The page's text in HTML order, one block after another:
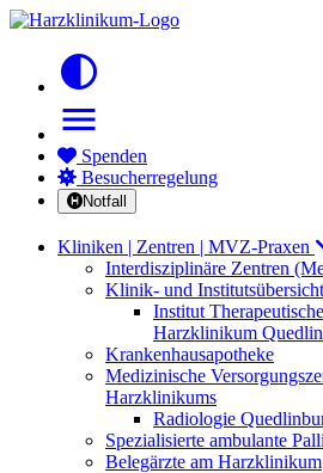
contrast
menu
Spenden
Besucherregelung
Notfall
Kliniken | Zentren | MVZ-Praxen
Interdisziplinäre Zentren
Klinik- und Institutsübersicht
Institut
Harzklinikum
Krankenhausapotheke
Medizinische
Harzklinikums
Radiologie
Spezialisierte ambulante
Belegärzte am Harzklinikum